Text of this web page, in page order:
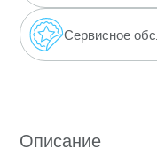
Сервисное
Описание